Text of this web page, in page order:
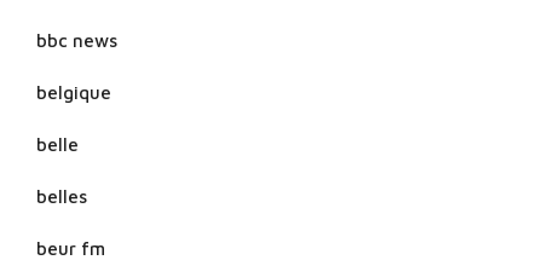
bbc news
belgique
belle
belles
beur fm